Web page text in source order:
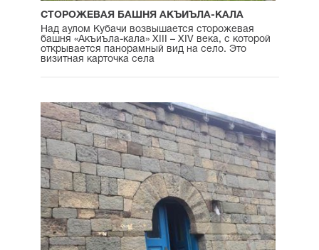
СТОРОЖЕВАЯ БАШНЯ АКЪИЪЛА-КАЛА
Над аулом Кубачи возвышается сторожевая
башня «Акъиъла-кала» XIII – XIV века, с которой
открывается панорамный вид на село. Это
визитная карточка села